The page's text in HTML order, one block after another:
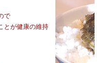
で
とが健康の維持